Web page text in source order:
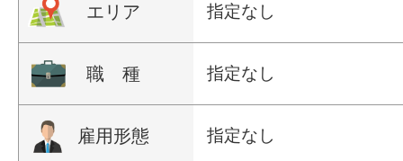
エリア 指定なし
職 種 指定なし
雇用形態 指定なし